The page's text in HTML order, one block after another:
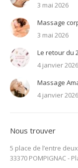
3 mai 2026
Massage
3 mai 2026
Le retour du
4 janvier 2026
Massage
4 janvier 2026
Nous trouver
5 place de l’entre
33370 POMPIGNAC -